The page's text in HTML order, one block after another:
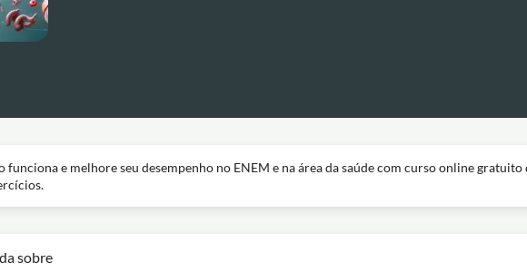
funciona e melhore seu desempenho no ENEM e na área da saúde com curso online gratuito
sobre